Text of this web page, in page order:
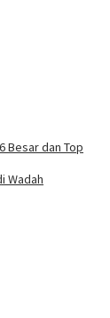
Besar dan Top
Wadah